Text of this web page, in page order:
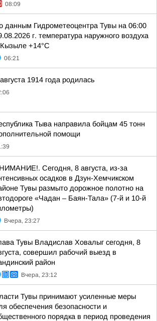
08:09
данным Гидрометеоцентра Тувы на 06:00
г. температура наружного воздуха
+14°С
06:21
1914 года родилась
Тыва направила бойцам 45 тонн
помощи
Сегодня, 8 августа, из-за
осадков в Дзун-Хемчикском
Тувы размыто дорожное полотно на
«Чадан – Баян-Тала» (7-й и 10-й
Вчера, 23:27
Тувы Владислав Ховалыг сегодня, 8
совершил рабочий выезд в
район
Вчера, 23:12
Тувы принимают усиленные меры
обеспечения безопасности и
порядка в период проведения